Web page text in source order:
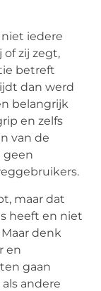
iedere
zij zegt,
betreft
dan werd
belangrijk
en zelfs
van de
geen
maar dat
heeft en niet
denk
en
gaan
andere